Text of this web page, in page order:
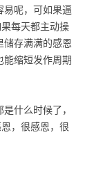
易呢，可如果逼
每天都主动操
储存满满的感恩
能缩短发作周期
什么时候了，
，很感恩，很